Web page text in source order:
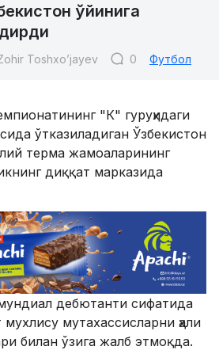
ўйинига
Toshxo’jayev 0 Футбол
"К" гуруҳидаги
ўтказиладиган Ўзбекистон
терма жамоаларининг
диққат марказида
дебютанти сифатида
мухлису мутахассисларни ҳали
билан ўзига жалб этмоқда.